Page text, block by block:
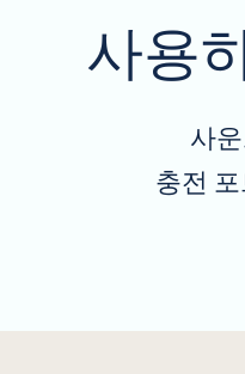
사용
사
충전